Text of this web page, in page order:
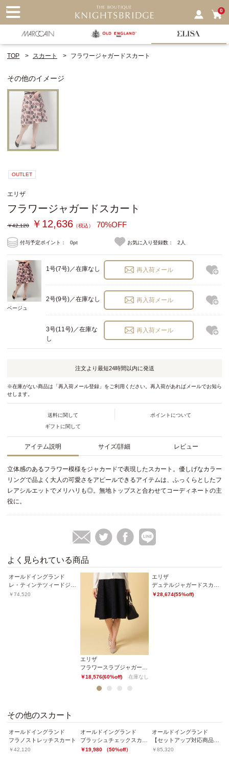
0
TOP スカート フラワージャガードスカート
その他のイメージ
OUTLET
エリザ
フラワージャガードスカート
￥42,120 ￥12,636 （税込） 70%OFF
付与予定ポイント： 0pt お気に入り登録数： 2人
ベージュ
1号(7号)／在庫なし 再入荷メール
2号(9号)／在庫なし 再入荷メール
3号(11号)／在庫な
し
再入荷メール
注文より最短24時間以内に発送
※在庫がない商品は「再入荷メール登録」をご利用ください。再入荷があればメールでお知ら
せします。
送料に関して
ポイントについて
ギフトに関して
アイテム説明 サイズ/詳細 レビュー
立体感のあるフラワー模様をジャカードで表現したスカート。優しげなカラー
リングで品よく大人の可愛さをアピールできるアイテムは、ふっくらとしたフ
レアシルエットでメリハリも◎。無地トップスと合わせてコーディネートの主
役に。
よく見られている商品
オールドイングランド
￥74,520
エリザ
￥18,576(60%off) 在庫なし
エリザ
￥28,674(55%off)
2 3 4
その他のスカート
オールドイングランド
フラノストレッチスカート
￥42,120
オールドイングランド
￥19,980 （50%off）
オールドイングランド
￥85,320